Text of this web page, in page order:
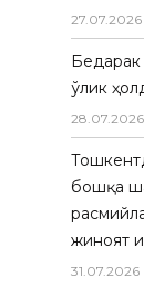
27.07.2026
Бедарак
ўлик
28.07.2026
бошқа
жиноят
31.07.2026